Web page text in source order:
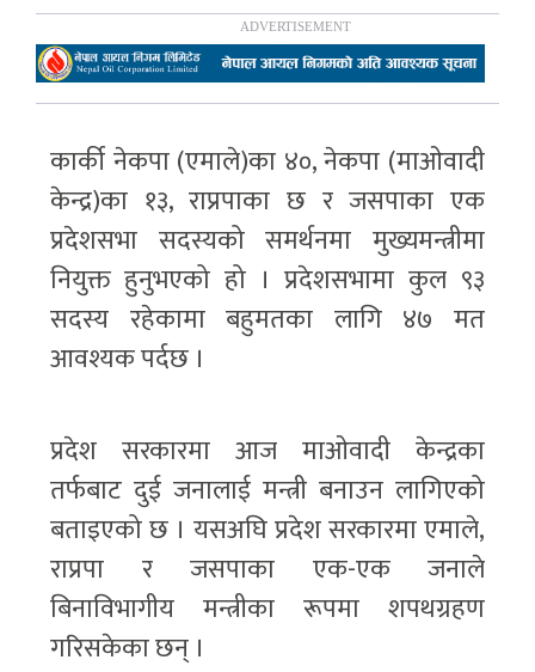
कार्की नेकपा (एमाले)का ४०, नेकपा (माओवादी
केन्द्र)का १३, राप्रपाका छ र जसपाका एक
प्रदेशसभा सदस्यको समर्थनमा मुख्यमन्त्रीमा
नियुक्त हुनुभएको हो । प्रदेशसभामा कुल ९३
सदस्य रहेकामा बहुमतका लागि ४७ मत
आवश्यक पर्दछ ।
प्रदेश सरकारमा आज माओवादी केन्द्रका
तर्फबाट दुई जनालाई मन्त्री बनाउन लागिएको
बताइएको छ । यसअघि प्रदेश सरकारमा एमाले,
राप्रपा र जसपाका एक-एक जनाले
बिनाविभागीय मन्त्रीका रूपमा शपथग्रहण
गरिसकेका छन् ।